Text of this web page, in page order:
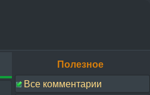
Полезное
Все комментарии